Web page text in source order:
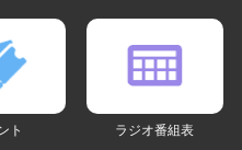
ト ラジオ番組表